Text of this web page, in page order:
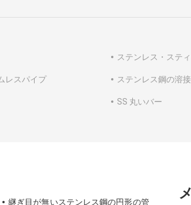
ステンレス・ステ
レスパイプ ステンレス鋼の溶
SS 丸いバー
継ぎ目が無いステンレス鋼の円形の管